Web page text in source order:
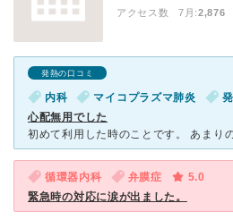
アクセス数 7月:2,876
発熱の口コミ
内科 マイコプラズマ肺炎
心配無用でした
循環器内科 弁膜症
5.0
緊急時の対応に涙が出ました。